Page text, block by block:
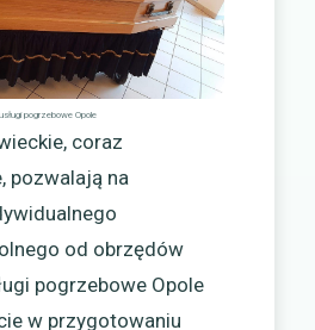
usługi pogrzebowe Opole
coraz
pozwalają na
od obrzędów
pogrzebowe Opole
w przygotowaniu